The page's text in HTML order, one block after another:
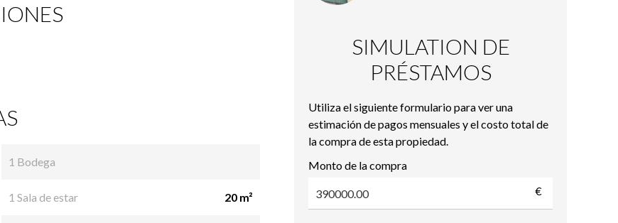
1 Bodega
1 Sala de estar 20 m²
SIMULATION DE
PRÉSTAMOS
Utiliza el siguiente formulario para ver una
estimación de pagos mensuales y el costo total de
la compra de esta propiedad.
Monto de la compra
€